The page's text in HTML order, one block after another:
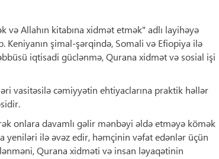
və Allahın kitabına xidmət etmək" adlı layihəyə
şimal-şərqində, Somali və Efiopiya ilə
iqtisadi güclənmə, Qurana xidmət və sosial işi
vasitəsilə cəmiyyətin ehtiyaclarına praktik həllər
onlara davamlı gəlir mənbəyi əldə etməyə kömək
yeniləri ilə əvəz edir, həmçinin vəfat edənlər üçün
Qurana xidməti və insan ləyaqətinin